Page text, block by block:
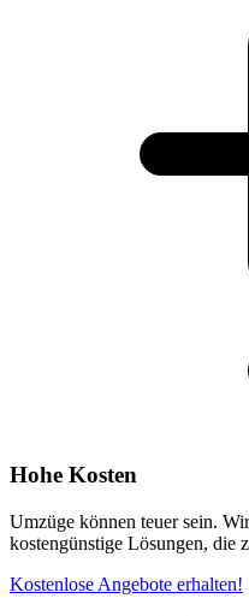
Hohe Kosten
Umzüge können teuer sein.
kostengünstige Lösungen, die
Kostenlose Angebote erhalten!